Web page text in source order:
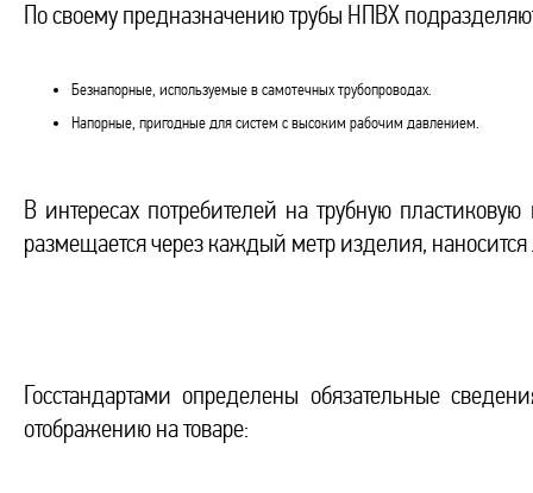
По своему предназначению трубы НПВХ
Безнапорные, используемые в самотечных трубопроводах.
Напорные, пригодные для систем с высоким рабочим давлением.
В интересах потребителей на трубную
размещается через каждый метр изделия,
Госстандартами определены обязательные
отображению на товаре: